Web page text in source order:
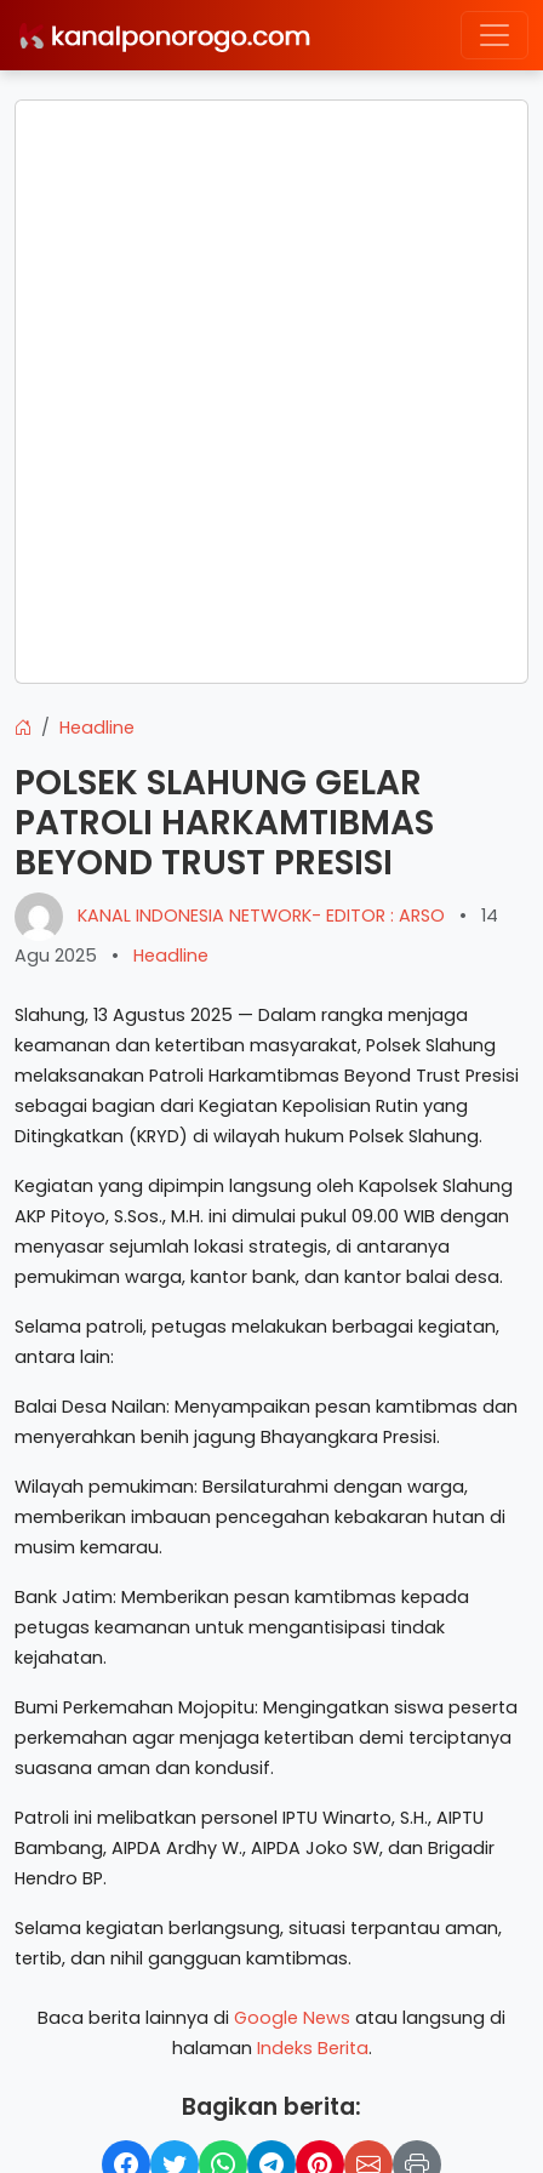
Headline
POLSEK SLAHUNG GELAR
PATROLI HARKAMTIBMAS
BEYOND TRUST PRESISI
KANAL INDONESIA NETWORK- EDITOR : ARSO •
14
Agu 2025
• Headline
Slahung, 13 Agustus 2025 — Dalam rangka menjaga
keamanan dan ketertiban masyarakat, Polsek Slahung
melaksanakan Patroli Harkamtibmas Beyond Trust Presisi
sebagai bagian dari Kegiatan Kepolisian Rutin yang
Ditingkatkan (KRYD) di wilayah hukum Polsek Slahung.
Kegiatan yang dipimpin langsung oleh Kapolsek Slahung
AKP Pitoyo, S.Sos., M.H. ini dimulai pukul 09.00 WIB dengan
menyasar sejumlah lokasi strategis, di antaranya
pemukiman warga, kantor bank, dan kantor balai desa.
Selama patroli, petugas melakukan berbagai kegiatan,
antara lain:
Balai Desa Nailan: Menyampaikan pesan kamtibmas dan
menyerahkan benih jagung Bhayangkara Presisi.
Wilayah pemukiman: Bersilaturahmi dengan warga,
memberikan imbauan pencegahan kebakaran hutan di
musim kemarau.
Bank Jatim: Memberikan pesan kamtibmas kepada
petugas keamanan untuk mengantisipasi tindak
kejahatan.
Bumi Perkemahan Mojopitu: Mengingatkan siswa peserta
perkemahan agar menjaga ketertiban demi terciptanya
suasana aman dan kondusif.
Patroli ini melibatkan personel IPTU Winarto, S.H., AIPTU
Bambang, AIPDA Ardhy W., AIPDA Joko SW, dan Brigadir
Hendro BP.
Selama kegiatan berlangsung, situasi terpantau aman,
tertib, dan nihil gangguan kamtibmas.
Baca berita lainnya di Google News atau langsung di
halaman Indeks Berita.
Bagikan berita: